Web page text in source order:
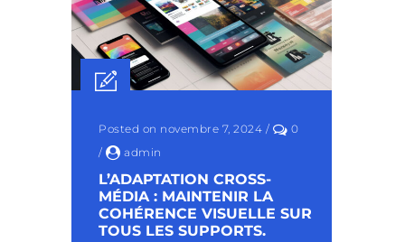
Posted on novembre 7, 2024 /
0
/
admin
L’ADAPTATION CROSS-
MÉDIA : MAINTENIR LA
COHÉRENCE VISUELLE SUR
TOUS LES SUPPORTS.